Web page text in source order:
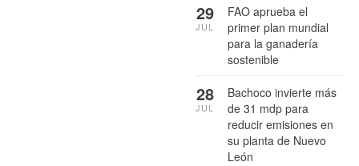
FAO aprueba el
primer plan mundial
para la ganadería
sostenible
29
JUL
Bachoco invierte más
de 31 mdp para
reducir emisiones en
su planta de Nuevo
León
28
JUL